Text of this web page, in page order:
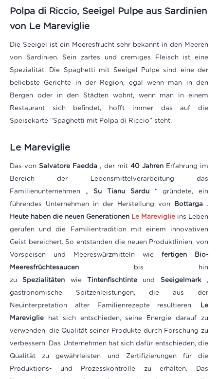
Polpa di Riccio, Seeigel Pulpe aus Sardinien
von Le Mareviglie
Die Seeigel ist ein Meeresfrucht sehr bekannt in den Meeren
von Sardinien. Sein zartes und cremiges Fleisch ist eine
Spezialität. Die Spaghetti mit Seeigel Pulpe sind eine der
beliebste Gerichte in der Region, egal wenn man in den
Bergen oder in den Städten wohnt, wenn man in einem
Restaurant sich befindet, hofft immer das auf die
Speisekarte “Spaghetti mit Polpa di Riccio” steht.
Le Mareviglie
Das von Salvatore Faedda , der mit 40 JahrenErfahrung im
Bereich der Lebensmittelverarbeitung das
Familienunternehmen „ Su Tianu Sardu“ gründete, ein
führendes Unternehmen in der Herstellung von Bottarga .
Heute haben die neuen Generationen Le Mareviglie ins Leben
gerufen und die Familientradition mit einem innovativen
Geist bereichert. So entstanden die neuen Produktlinien, von
Vorspeisen und Meereswürzmitteln wie fertigen Bio-
Meeresfrüchtesaucen bis hin
zu Spezialitäten wieTintenfischtinte und Seeigelmark,
gastronomische Spitzenleistungen, die aus der
Neuinterpretation alter Familienrezepte resultieren. Le
Mareviglie hat sich entschieden, seine Energie darauf zu
verwenden, die Qualität seiner Produkte durch Forschung zu
verbessern. Das Unternehmen hat sich dafür entschieden, die
Qualität zu gewährleisten und Zertifizierungen für die
Produktions- und Prozesskontrolle zu erhalten. Das